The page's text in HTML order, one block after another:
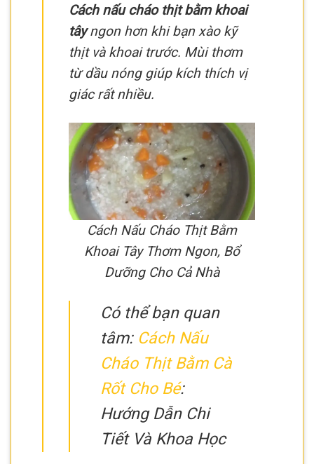
Cách nấu cháo thịt bằm khoai
tâyngon hơn khi bạn xào kỹ
thịt và khoai trước. Mùi thơm
từ dầu nóng giúp kích thích vị
giác rất nhiều.
Cách Nấu Cháo Thịt Bằm
Khoai Tây Thơm Ngon, Bổ
Dưỡng Cho Cả Nhà
Có thể bạn quan
tâm: Cách Nấu
Cháo Thịt Bằm Cà
Rốt Cho Bé:
Hướng Dẫn Chi
Tiết Và Khoa Học